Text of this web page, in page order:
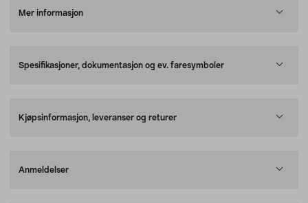
Mer informasjon
Spesifikasjoner, dokumentasjon og ev. faresymboler
Kjøpsinformasjon, leveranser og returer
Anmeldelser